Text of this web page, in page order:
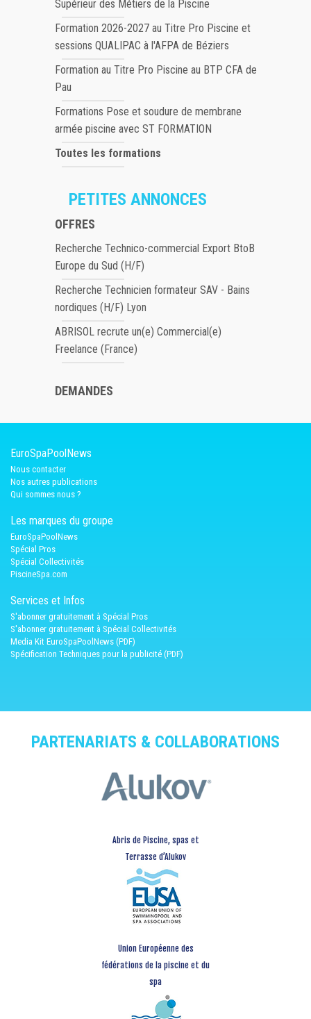
Supérieur des Métiers de la Piscine
Formation 2026-2027 au Titre Pro Piscine et
sessions QUALIPAC à l'AFPA de Béziers
Formation au Titre Pro Piscine au BTP CFA de
Pau
Formations Pose et soudure de membrane
armée piscine avec ST FORMATION
Toutes les formations
PETITES ANNONCES
OFFRES
Recherche Technico-commercial Export BtoB
Europe du Sud (H/F)
Recherche Technicien formateur SAV - Bains
nordiques (H/F) Lyon
ABRISOL recrute un(e) Commercial(e)
Freelance (France)
DEMANDES
EuroSpaPoolNews
Nous contacter
Nos autres publications
Qui sommes nous ?
Les marques du groupe
EuroSpaPoolNews
Spécial Pros
Spécial Collectivités
PiscineSpa.com
Services et Infos
S'abonner gratuitement à Spécial Pros
S'abonner gratuitement à Spécial Collectivités
Media Kit EuroSpaPoolNews (PDF)
Spécification Techniques pour la publicité (PDF)
PARTENARIATS & COLLABORATIONS
Abris de Piscine, spas et
Terrasse d’Alukov
Union Européenne des
fédérations de la piscine et du
spa